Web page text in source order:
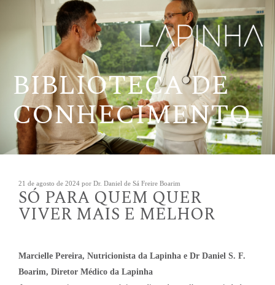
BIBLIOTECA DE
CONHECIMENTO
Publicado
em
21 de agosto de 2024 por Dr. Daniel de Sá Freire Boarim
SÓ PARA QUEM QUER
VIVER MAIS E MELHOR
Marcielle Pereira, Nutricionista da Lapinha e Dr Daniel S. F.
Boarim, Diretor Médico da Lapinha